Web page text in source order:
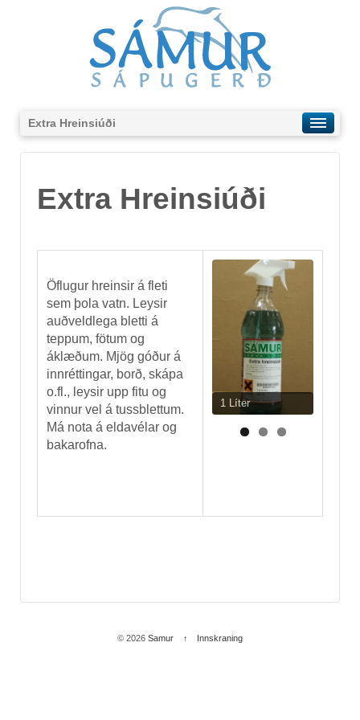
Extra Hreinsiúði
Extra Hreinsiúði
Öflugur hreinsir á fleti
sem þola vatn. Leysir
auðveldlega bletti á
teppum, fötum og
áklæðum. Mjög góður á
innréttingar, borð, skápa
o.fl., leysir upp fitu og
vinnur vel á tussblettum.
Má nota á eldavélar og
bakarofna.
1 Líter
© 2026 Samur ↑ Innskraning